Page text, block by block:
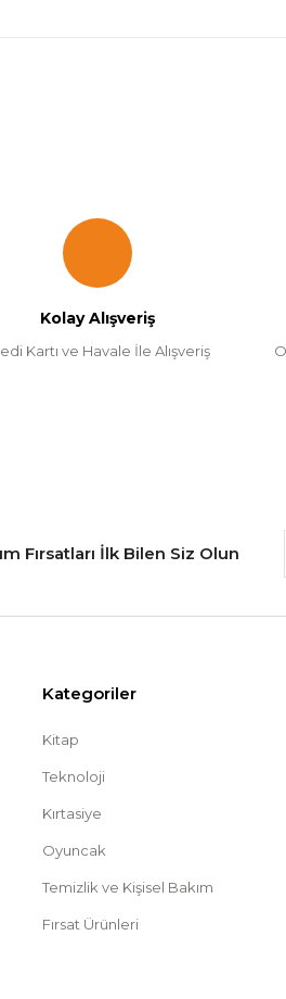
Kolay Alışveriş
Kartı ve Havale İle Alışveriş
Fırsatları İlk Bilen Siz Olun
Kategoriler
Kitap
Teknoloji
Kırtasiye
Oyuncak
Temizlik ve Kişisel Bakım
Fırsat Ürünleri